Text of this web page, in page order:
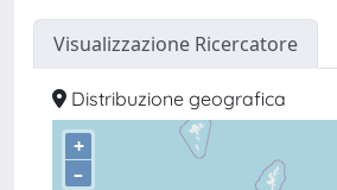
Visualizzazione Ricercatore
Distribuzione geografica
+
–